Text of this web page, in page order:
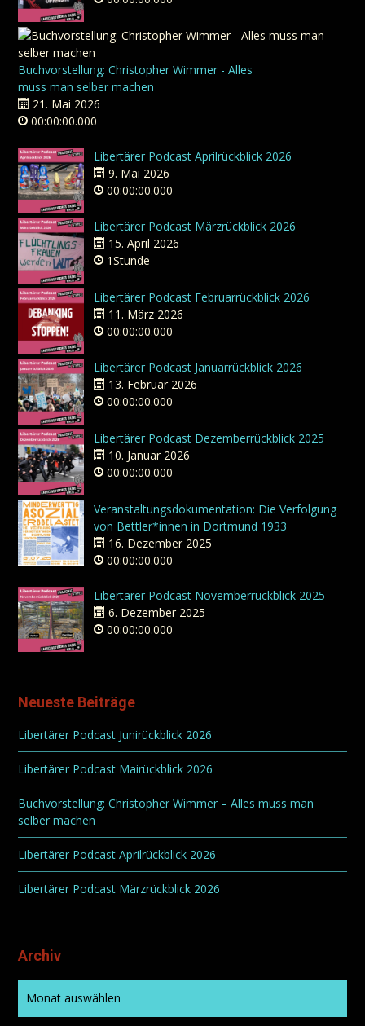
Buchvorstellung: Christopher Wimmer - Alles
muss man selber machen
21. Mai 2026
00:00:00.000
Libertärer Podcast Aprilrückblick 2026
9. Mai 2026
00:00:00.000
Libertärer Podcast Märzrückblick 2026
15. April 2026
1Stunde
Libertärer Podcast Februarrückblick 2026
11. März 2026
00:00:00.000
Libertärer Podcast Januarrückblick 2026
13. Februar 2026
00:00:00.000
Libertärer Podcast Dezemberrückblick 2025
10. Januar 2026
00:00:00.000
Veranstaltungsdokumentation: Die Verfolgung
von Bettler*innen in Dortmund 1933
16. Dezember 2025
00:00:00.000
Libertärer Podcast Novemberrückblick 2025
6. Dezember 2025
00:00:00.000
Neueste Beiträge
Libertärer Podcast Junirückblick 2026
Libertärer Podcast Mairückblick 2026
Buchvorstellung: Christopher Wimmer – Alles muss man
selber machen
Libertärer Podcast Aprilrückblick 2026
Libertärer Podcast Märzrückblick 2026
Archiv